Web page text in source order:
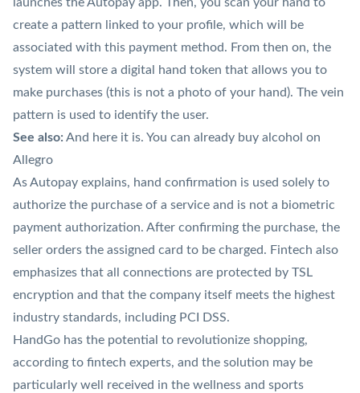
launches the Autopay app. Then, you scan your hand to
create a pattern linked to your profile, which will be
associated with this payment method. From then on, the
system will store a digital hand token that allows you to
make purchases (this is not a photo of your hand). The vein
pattern is used to identify the user.
See also: And here it is. You can already buy alcohol on
Allegro
As Autopay explains, hand confirmation is used solely to
authorize the purchase of a service and is not a biometric
payment authorization. After confirming the purchase, the
seller orders the assigned card to be charged. Fintech also
emphasizes that all connections are protected by TSL
encryption and that the company itself meets the highest
industry standards, including PCI DSS.
HandGo has the potential to revolutionize shopping,
according to fintech experts, and the solution may be
particularly well received in the wellness and sports